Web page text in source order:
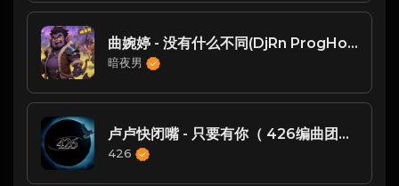
曲婉婷 - 没有什么不同(DjRn ProgHouse Rmx 2024)
暗夜男
卢卢快闭嘴 - 只要有你（ 426编曲团队 新福鼓Mix ）
426